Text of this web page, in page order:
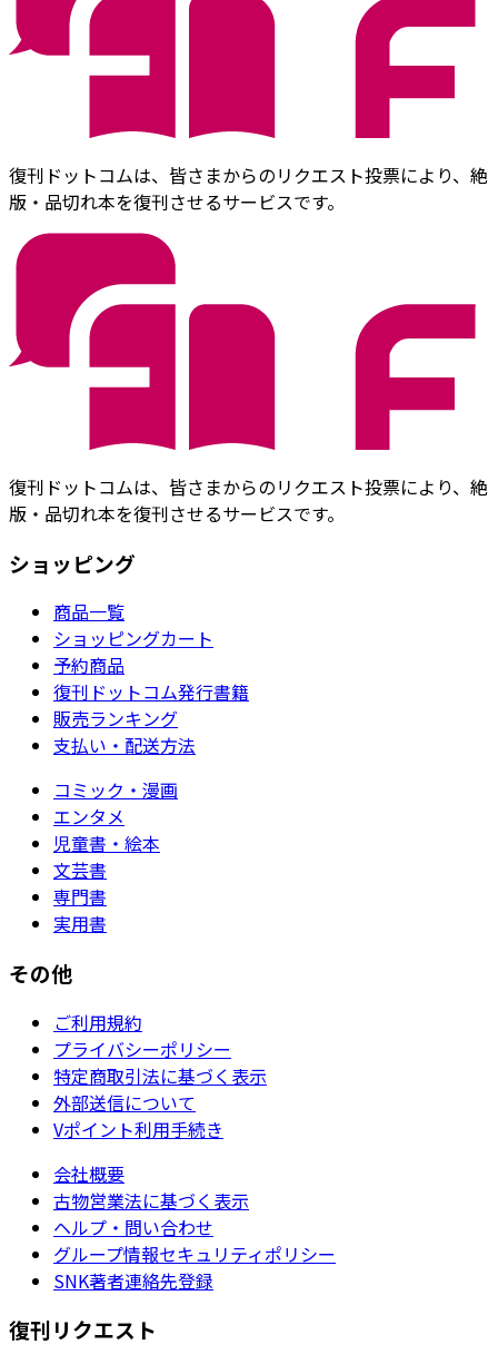
復刊ドットコムは、皆さまからのリクエスト投票により、絶
版・品切れ本を復刊させるサービスです。
復刊ドットコムは、皆さまからのリクエスト投票により、絶
版・品切れ本を復刊させるサービスです。
ショッピング
商品一覧
ショッピングカート
予約商品
復刊ドットコム発行書籍
販売ランキング
支払い・配送方法
コミック・漫画
エンタメ
児童書・絵本
文芸書
専門書
実用書
その他
ご利用規約
プライバシーポリシー
特定商取引法に基づく表示
外部送信について
Vポイント利用手続き
会社概要
古物営業法に基づく表示
ヘルプ・問い合わせ
グループ情報セキュリティポリシー
SNK著者連絡先登録
復刊リクエスト